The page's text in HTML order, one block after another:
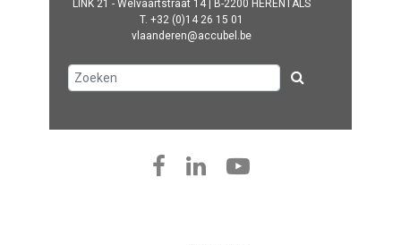
LINK 21 - Welvaartstraat 14 | B-2200 HERENTALS
T. +32 (0)14 26 15 01
vlaanderen@accubel.be